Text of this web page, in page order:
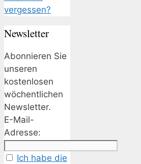
vergessen?
Newsletter
Abonnieren Sie
unseren
kostenlosen
wöchentlichen
Newsletter.
E-Mail-
Adresse:
Ich habe die